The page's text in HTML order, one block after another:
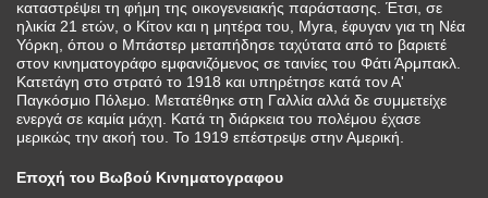
καταστρέψει τη φήμη της οικογενειακής παράστασης. Έτσι, σε
ηλικία 21 ετών, ο Κίτον και η μητέρα του, Myra, έφυγαν για τη Νέα
Υόρκη, όπου ο Μπάστερ μεταπήδησε ταχύτατα από το βαριετέ
στον κινηματογράφο εμφανιζόμενος σε ταινίες του Φάτι Άρμπακλ.
Κατετάγη στο στρατό το 1918 και υπηρέτησε κατά τον Α'
Παγκόσμιο Πόλεμο. Μετατέθηκε στη Γαλλία αλλά δε συμμετείχε
ενεργά σε καμία μάχη. Κατά τη διάρκεια του πολέμου έχασε
μερικώς την ακοή του. Το 1919 επέστρεψε στην Αμερική.
Εποχή του Βωβού Κινηματογραφου